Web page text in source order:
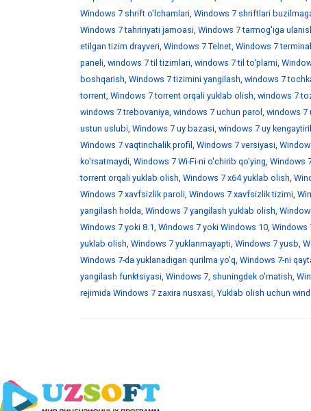
Windows 7 shrift o'lchamlari, Windows 7 shriftlari
Windows 7 tahririyati jamoasi, Windows 7 tarmog'iga
etilgan tizim drayveri, Windows 7 Telnet, Windows 7
paneli, windows 7 til tizimlari, windows 7 til to'plami,
boshqarish, Windows 7 tizimini yangilash, windows 7
torrent, Windows 7 torrent orqali yuklab olish, windows 7
windows 7 trebovaniya, windows 7 uchun parol , windows 7
ustun uslubi, Windows 7 uy bazasi, windows 7 uy
Windows 7 vaqtinchalik profil , Windows 7 versiyasi,
ko'rsatmaydi, Windows 7 Wi-Fi-ni o'chirib qo'ying, Windows
torrent orqali yuklab olish, Windows 7 x64 yuklab olish,
Windows 7 xavfsizlik paroli, Windows 7 xavfsizlik tizimi,
yangilash holda, Windows 7 yangilash yuklab olish,
Windows 7 yoki 8.1, Windows 7 yoki Windows 10, Windows
yuklab olish, Windows 7 yuklanmayapti, Windows 7 yusb,
Windows 7-da yuklanadigan qurilma yo'q, Windows 7-ni
yangilash funktsiyasi, Windows 7, shuningdek o'rnatish,
rejimida Windows 7 zaxira nusxasi, Yuklab olish uchun